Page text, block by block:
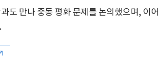
도 만나 중동 평화 문제를 논의했으며, 이어